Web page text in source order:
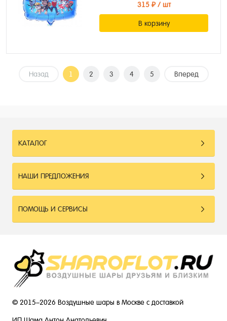
315 ₽/ шт
В корзину
Назад 1 2 3 4 5 Вперед
КАТАЛОГ
НАШИ ПРЕДЛОЖЕНИЯ
ПОМОЩЬ И СЕРВИСЫ
© 2015–2026 Воздушные шары в Москве с доставкой